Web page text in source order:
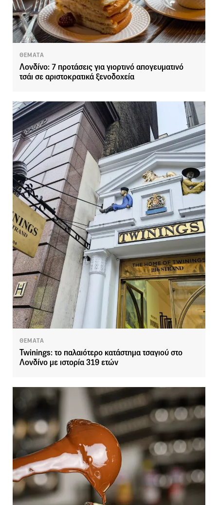
ΘΕΜΑΤΑ
Λονδίνο: 7 προτάσεις για γιορτινό απογευματινό
τσάι σε αριστοκρατικά ξενοδοχεία
ΘΕΜΑΤΑ
Twinings: το παλαιότερο κατάστημα τσαγιού στο
Λονδίνο με ιστορία 319 ετών